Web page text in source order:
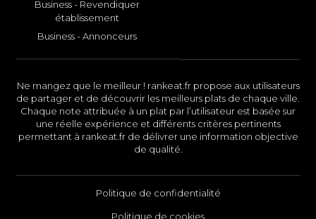
Business - Revendiquer
établissement
Business - Annonceurs
Ne mangez que le meilleur ! rankeat.fr propose aux utilisateurs
de partager et de découvrir les meilleurs plats de chaque ville.
Chaque note attribuée à un plat par l’utilisateur est basée sur
une réelle expérience et différents critères pertinents
permettant à rankeat.fr de délivrer une information objective
de qualité.
Politique de confidentialité
Politique de cookies